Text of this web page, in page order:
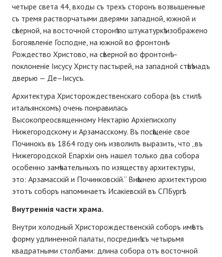
четыре света 44, входы съ трехъ сторонъ возвышенные
съ тремя растворчатыми дверями западной, южной и
сѣверной, на восточной сторонѣ по штукатуркѣ изображено
Богоявленіе Господне, на южной во фронтонѣ–
Рождество Христово, на сѣверной во фронтонѣ —
поклоненіе Іисусу Христу пастырей, на западной стѣнѣ надъ
дверью — Де–Іисусъ.
Архитектура Христорождественскаго собора (въ стилѣ
итальянскомъ) очень понравилась
Высокопреосвященному Нектарію Архіепископу
Нижегородскому и Арзамасскому. Въ посѣщеніе свое
Починокъ въ 1864 году онъ изволилъ выразить, что „въ
Нижегородской Епархіи онъ нашел только два собора
особенно замѣчательныхъ по изяществу архитектуры,
это: Арзамасскій и Починковскій.“ Внѣшнею архитектурою
этотъ соборъ напоминаетъ Исакіевскій въ СПБургѣ.
Внутреннія части храма.
Внутри холодный Христорождественскій соборъ имѣетъ
форму удлиненной палаты, посрединѣ съ четырьмя
квадратными столбами: длина собора отъ восточной